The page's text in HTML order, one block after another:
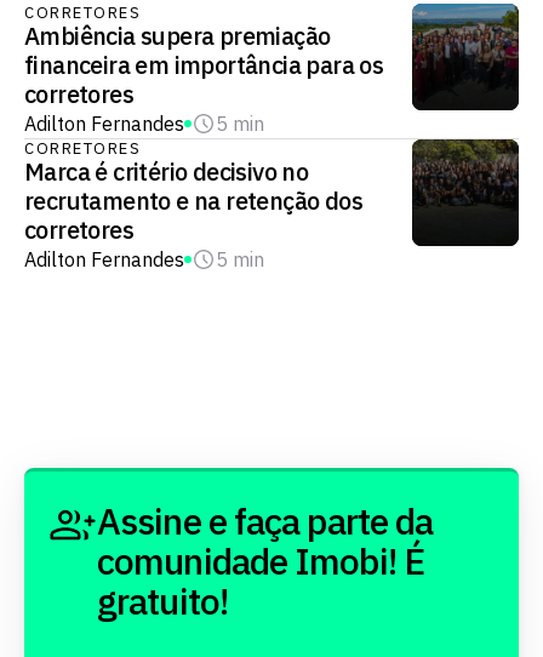
CORRETORES
Ambiência supera premiação
financeira em importância para os
corretores
Adilton Fernandes 5 min
CORRETORES
Marca é critério decisivo no
recrutamento e na retenção dos
corretores
Adilton Fernandes 5 min
Assine e faça parte da
comunidade Imobi! É
gratuito!